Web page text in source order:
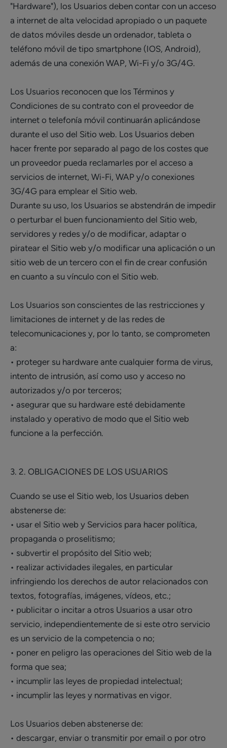
"Hardware"), los Usuarios deben contar con un acceso
a internet de alta velocidad apropiado o un paquete
de datos móviles desde un ordenador, tableta o
teléfono móvil de tipo smartphone (IOS, Android),
además de una conexión WAP, Wi-Fi y/o 3G/4G.
Los Usuarios reconocen que los Términos y
Condiciones de su contrato con el proveedor de
internet o telefonía móvil continuarán aplicándose
durante el uso del Sitio web. Los Usuarios deben
hacer frente por separado al pago de los costes que
un proveedor pueda reclamarles por el acceso a
servicios de internet, Wi-Fi, WAP y/o conexiones
3G/4G para emplear el Sitio web.
Durante su uso, los Usuarios se abstendrán de impedir
o perturbar el buen funcionamiento del Sitio web,
servidores y redes y/o de modificar, adaptar o
piratear el Sitio web y/o modificar una aplicación o un
sitio web de un tercero con el fin de crear confusión
en cuanto a su vínculo con el Sitio web.
Los Usuarios son conscientes de las restricciones y
limitaciones de internet y de las redes de
telecomunicaciones y, por lo tanto, se comprometen
a:
• proteger su hardware ante cualquier forma de virus,
intento de intrusión, así como uso y acceso no
autorizados y/o por terceros;
• asegurar que su hardware esté debidamente
instalado y operativo de modo que el Sitio web
funcione a la perfección.
3. 2. OBLIGACIONES DE LOS USUARIOS
Cuando se use el Sitio web, los Usuarios deben
abstenerse de:
• usar el Sitio web y Servicios para hacer política,
propaganda o proselitismo;
• subvertir el propósito del Sitio web;
• realizar actividades ilegales, en particular
infringiendo los derechos de autor relacionados con
textos, fotografías, imágenes, vídeos, etc.;
• publicitar o incitar a otros Usuarios a usar otro
servicio, independientemente de si este otro servicio
es un servicio de la competencia o no;
• poner en peligro las operaciones del Sitio web de la
forma que sea;
• incumplir las leyes de propiedad intelectual;
• incumplir las leyes y normativas en vigor.
Los Usuarios deben abstenerse de:
• descargar, enviar o transmitir por email o por otro